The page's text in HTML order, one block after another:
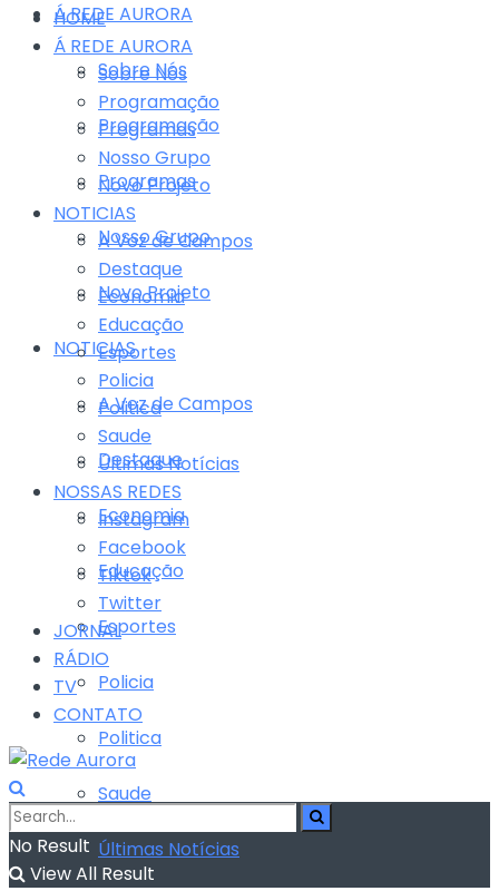
Á REDE AURORA
Sobre Nós
Programação
Programas
Nosso Grupo
Novo Projeto
NOTICIAS
A Voz de Campos
Destaque
Economia
Educação
Esportes
Policia
Politica
Saude
Últimas Notícias
HOME
Á REDE AURORA
Sobre Nós
Programação
Programas
Nosso Grupo
Novo Projeto
NOTICIAS
A Voz de Campos
Destaque
Economia
Educação
Esportes
Policia
Politica
Saude
Últimas Notícias
NOSSAS REDES
Instagram
Facebook
Tiktok
Twitter
JORNAL
RÁDIO
TV
CONTATO
No Result
View All Result